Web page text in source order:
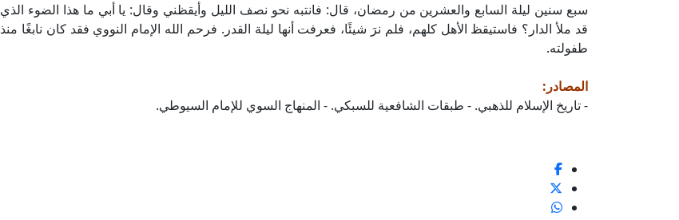
سبع سنين ليلة السابع والعشرين من رمضان، قال: فانتبه نحو نصف الليل وأيقظني وقال: يا أبي ما هذا الضوء الذي
قد ملأ الدار؟ فاستيقظ الأهل كلهم، فلم نرَ شيئًا، فعرفت أنها ليلة القدر. فرحم الله الإمام النووي فقد كان نابغًا منذ
طفولته.
المصادر:
- تاريخ الإسلام للذهبي. - طبقات الشافعية للسبكي. - المنهاج السوي للإمام السيوطي.